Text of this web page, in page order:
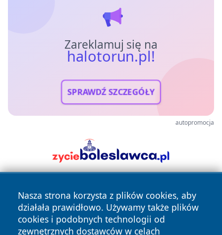
Zareklamuj się na
halotorun.pl!
SPRAWDŹ SZCZEGÓŁY
autopromocja
Nasza strona korzysta z plików cookies, aby
działała prawidłowo. Używamy także plików
cookies i podobnych technologii od
zewnętrznych dostawców w celach